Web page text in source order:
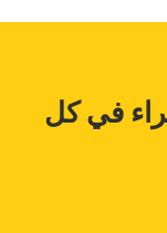
في كل